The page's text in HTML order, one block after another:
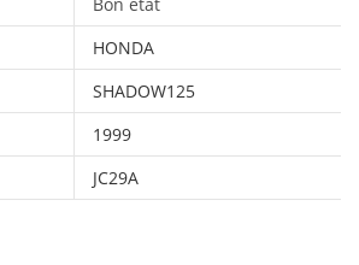
HONDA
SHADOW125
1999
JC29A